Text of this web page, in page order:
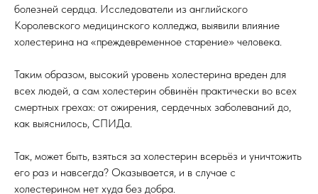
болезней сердца. Исследователи из английского
Королевского медицинского колледжа, выявили влияние
холестерина на «преждевременное старение» человека.
Таким образом, высокий уровень холестерина вреден для
всех людей, а сам холестерин обвинён практически во всех
смертных грехах: от ожирения, сердечных заболеваний до,
как выяснилось, СПИДа.
Так, может быть, взяться за холестерин всерьёз и уничтожить
его раз и навсегда? Оказывается, и в случае с
холестерином нет худа без добра.